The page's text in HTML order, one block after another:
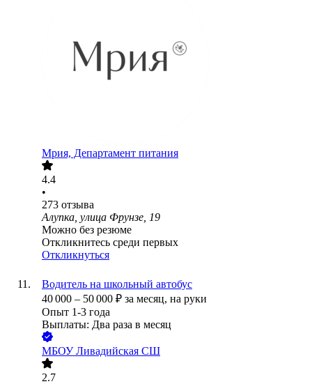
Мрия, Департамент питания
4.4
•
273 отзыва
Алупка, улица Фрунзе, 19
Можно без резюме
Откликнитесь среди первых
Откликнуться
Водитель на школьный автобус
40 000 – 50 000 ₽ за месяц, на руки
Опыт 1-3 года
Выплаты: Два раза в месяц
МБОУ Ливадийская СШ
2.7